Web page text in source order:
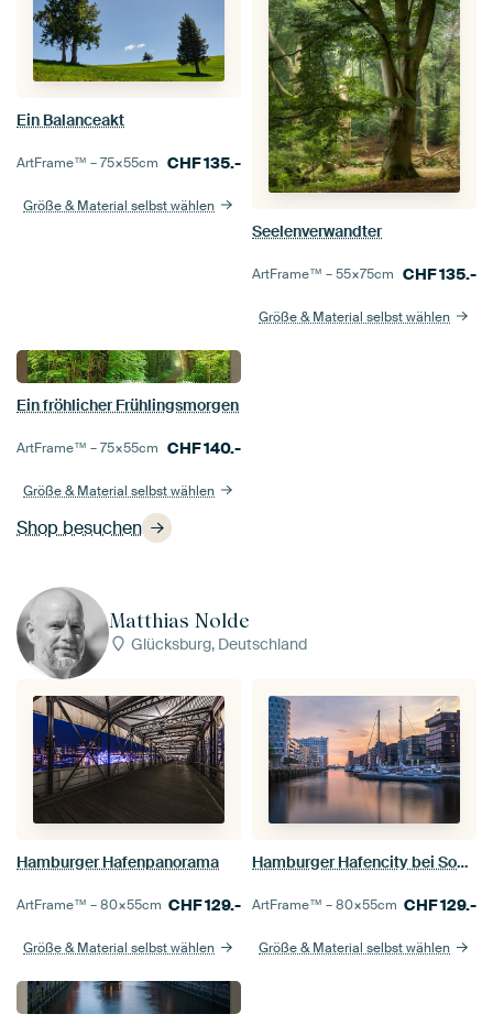
Shop besuchen
Ein Balanceakt
ArtFrame™ –75×55cm CHF135.-
Größe & Material selbst wählen
Seelenverwandter
ArtFrame™ –55×75cm CHF135.-
Größe & Material selbst wählen
Ein fröhlicher Frühlingsmorgen
ArtFrame™ –75×55cm CHF140.-
Größe & Material selbst wählen
Matthias Nolde
Glücksburg, Deutschland
Hamburger Hafenpanorama
ArtFrame™ –80×55cm CHF129.-
Größe & Material selbst wählen
Hamburger Hafencity bei Sonnenuntergang
ArtFrame™ –80×55cm CHF129.-
Größe & Material selbst wählen